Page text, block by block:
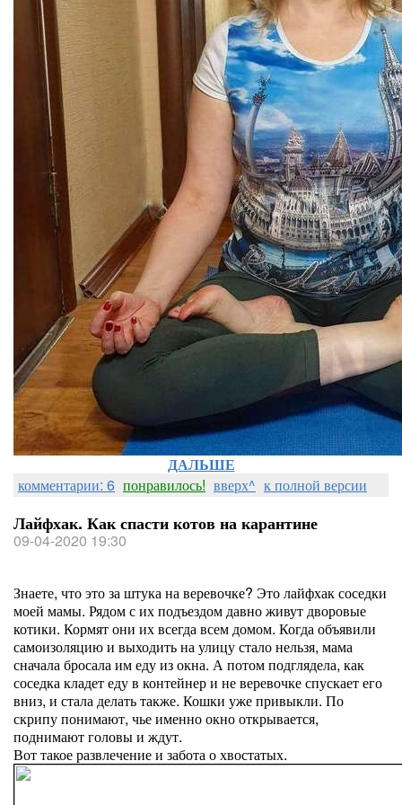
ДАЛЬШЕ
комментарии: 6 понравилось! вверх^ к полной версии
Лайфхак. Как спасти котов на карантине
09-04-2020 19:30
Знаете, что это за штука на веревочке? Это лайфхак соседки
моей мамы. Рядом с их подъездом давно живут дворовые
котики. Кормят они их всегда всем домом. Когда объявили
самоизоляцию и выходить на улицу стало нельзя, мама
сначала бросала им еду из окна. А потом подглядела, как
соседка кладет еду в контейнер и не веревочке спускает его
вниз, и стала делать также. Кошки уже привыкли. По
скрипу понимают, чье именно окно открывается,
поднимают головы и ждут.
Вот такое развлечение и забота о хвостатых.